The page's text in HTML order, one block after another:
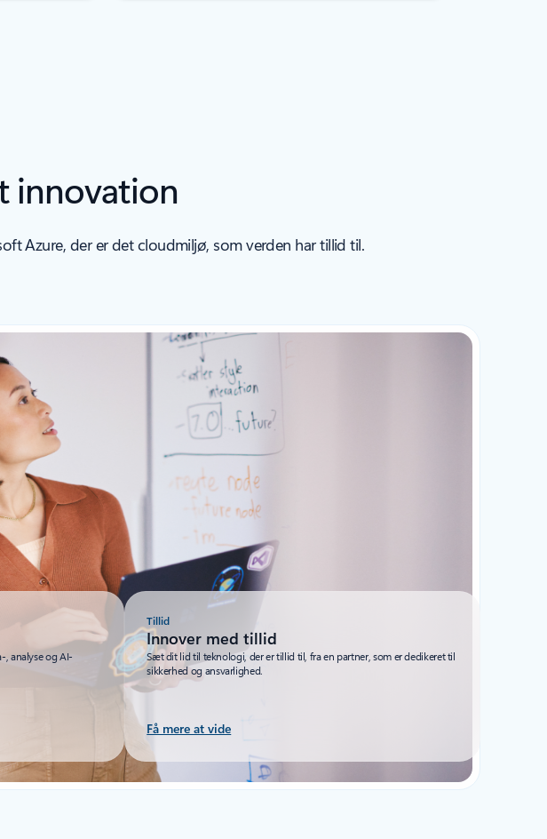
innovation
Azure, der er det cloudmiljø, som verden har tillid til.
analyse og AI-
Tillid
Innover med tillid
Sæt dit lid til teknologi, der er tillid til, fra en partner, som er dedikeret til
sikkerhed og ansvarlighed.
Få mere at vide